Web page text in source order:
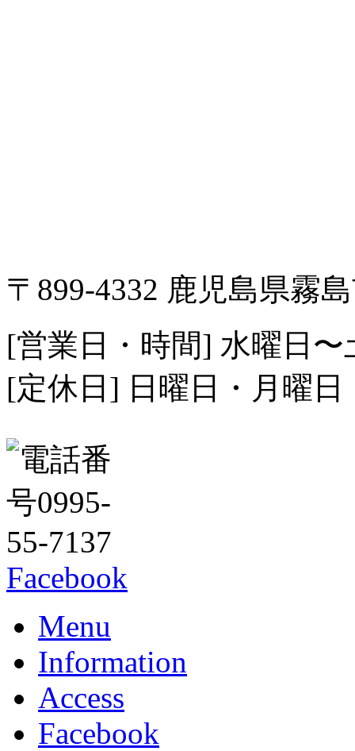
〒899-4332 鹿児島県霧
[営業日・時間] 水曜日〜
[定休日] 日曜日・月曜日
Facebook
Menu
Information
Access
Facebook